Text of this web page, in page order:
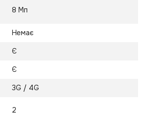
8 Мп
Немає
Є
Є
3G / 4G
2